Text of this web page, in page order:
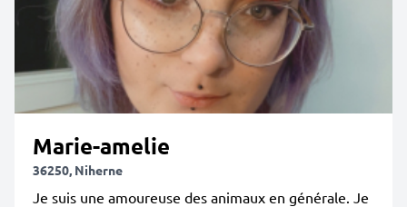
Marie-amelie
36250, Niherne
Je suis une amoureuse des animaux en générale. Je